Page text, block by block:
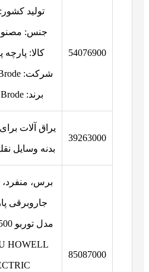
54076900
تولید
جنس:
کالا: پارچه
برند: Kaplan Brode
39263000
یراق آلات
بدنه وسایل
85087000
برس،
جاروبرقی
HOWELL